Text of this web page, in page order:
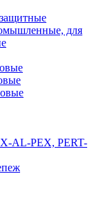
для
AL-PEX, PERT-